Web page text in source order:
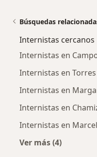
Búsquedas
Internistas cercanos
Internistas en
Internistas en
Internistas en
Internistas en
Internistas en
Ver más (4)